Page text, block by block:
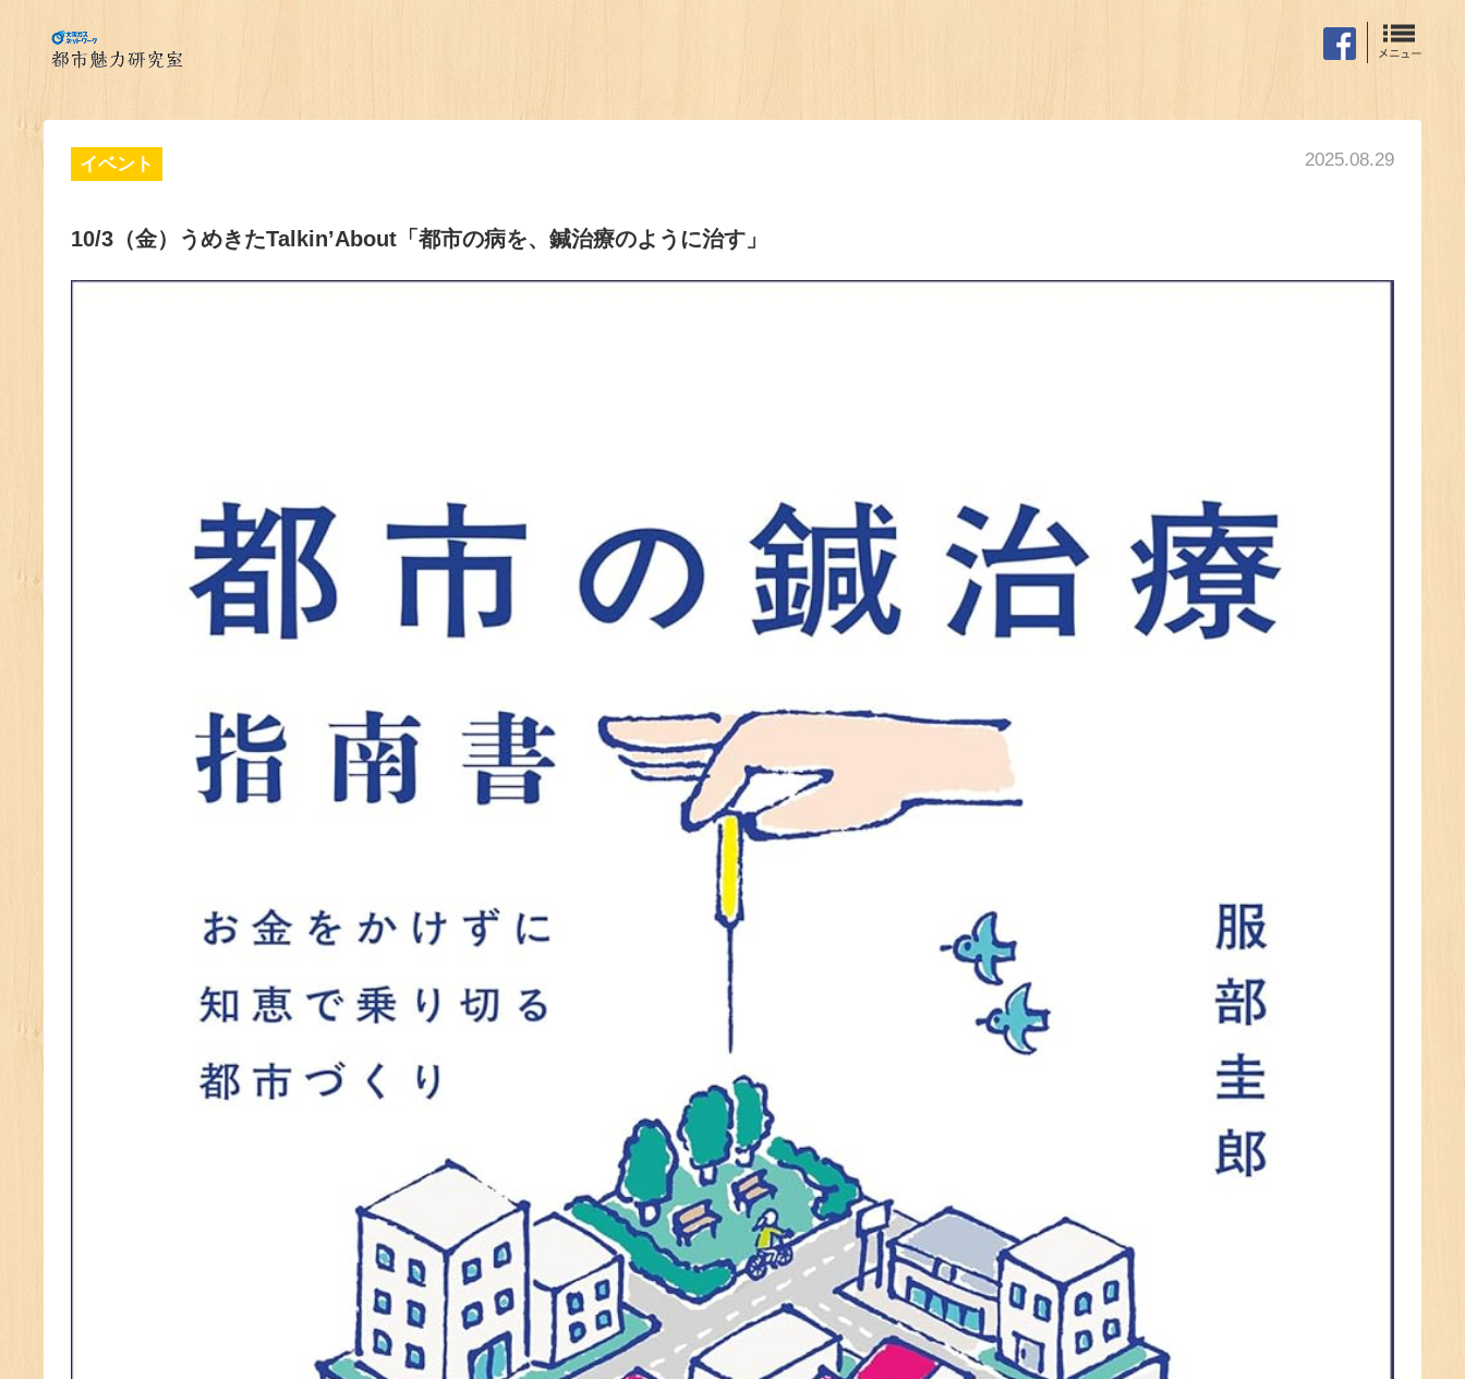
イベント 2025.08.29
10/3（金）うめきたTalkin’About「都市の病を、鍼治療のように治す」